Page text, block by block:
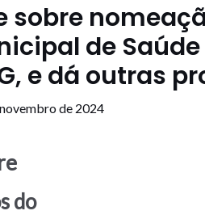
sobre
de
e dá outras
de 2024
do